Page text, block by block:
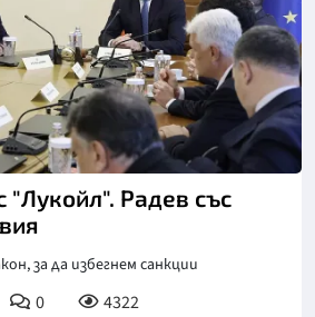
"Лукойл". Радев със
за да избегнем санкции
0 4322